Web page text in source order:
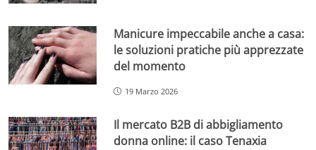
Manicure impeccabile anche a casa:
le soluzioni pratiche più apprezzate
del momento
19 Marzo 2026
Il mercato B2B di abbigliamento
donna online: il caso Tenaxia